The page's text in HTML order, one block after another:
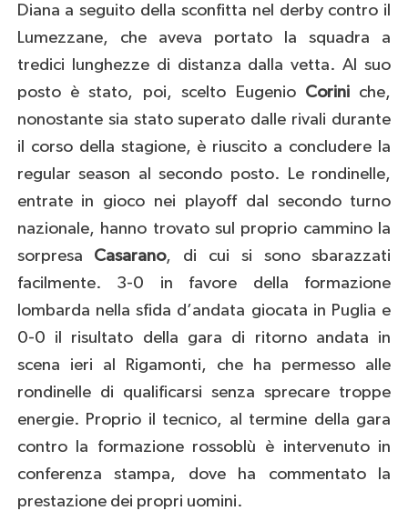
Diana a seguito della sconfitta nel derby contro il
Lumezzane, che aveva portato la squadra a
tredici lunghezze di distanza dalla vetta. Al suo
posto è stato, poi, scelto Eugenio Coriniche,
nonostante sia stato superato dalle rivali durante
il corso della stagione, è riuscito a concludere la
regular season al secondo posto. Le rondinelle,
entrate in gioco nei playoff dal secondo turno
nazionale, hanno trovato sul proprio cammino la
sorpresa Casarano, di cui si sono sbarazzati
facilmente. 3-0 in favore della formazione
lombarda nella sfida d’andata giocata in Puglia e
0-0 il risultato della gara di ritorno andata in
scena ieri al Rigamonti, che ha permesso alle
rondinelle di qualificarsi senza sprecare troppe
energie. Proprio il tecnico, al termine della gara
contro la formazione rossoblù è intervenuto in
conferenza stampa, dove ha commentato la
prestazione dei propri uomini.